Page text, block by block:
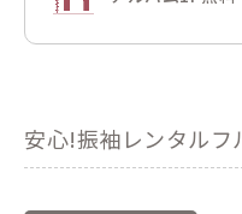
安心!振袖レンタルフ